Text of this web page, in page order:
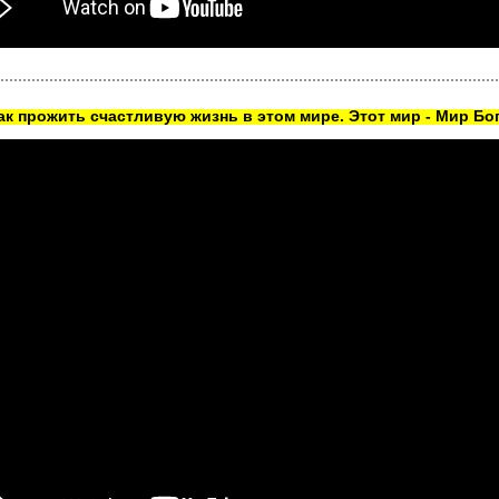
прожить счастливую жизнь в этом мире. Этот мир - Мир